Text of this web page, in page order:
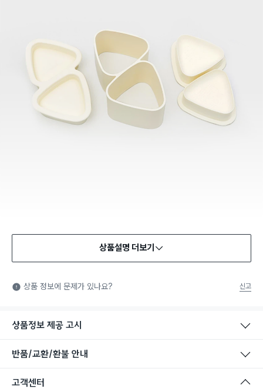
식품용 기구: 식품위생법에서 정한 규격에 따라 제조되어 식품 또
는 식품첨가물에 사용할 수 있는 식품용기구라는 표시입니다.
상품설명 더보기
상품 정보에 문제가 있나요? 신고
상품정보 제공 고시
반품/교환/환불 안내
고객센터